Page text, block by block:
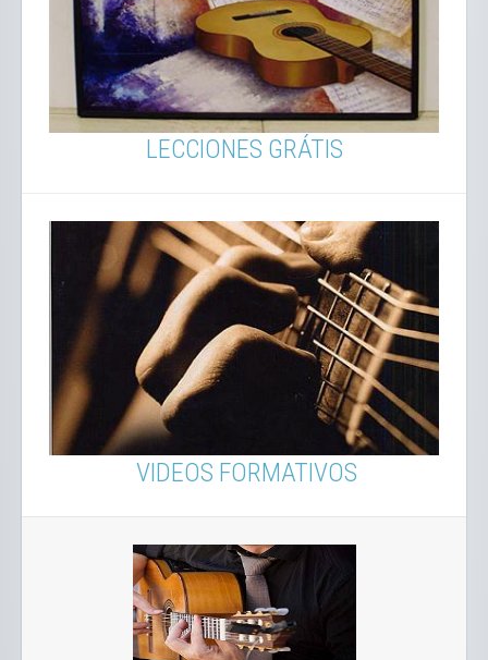
LECCIONES GRÁTIS
VIDEOS FORMATIVOS